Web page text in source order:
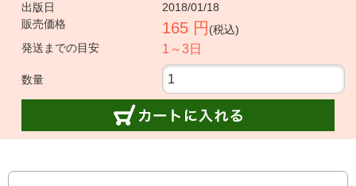
出版日
2018/01/18
販売価格
165 円 (税込)
発送までの目安
1～3日
数量